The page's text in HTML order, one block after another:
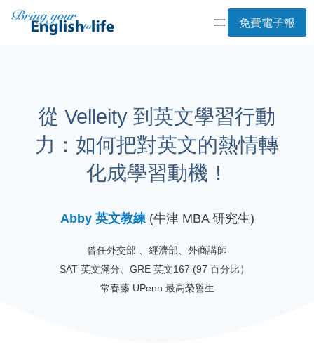
Skip
免費電子報
從 Velleity 到英文學習行動
力：如何把對英文的熱情轉
化成學習動機！
Abby 英文教練(牛津 MBA 研究生)
曾任外交部 、經濟部、外商講師
SAT 英文滿分、GRE 英文167 (97 百分比）
常春藤 UPenn 最高榮譽生